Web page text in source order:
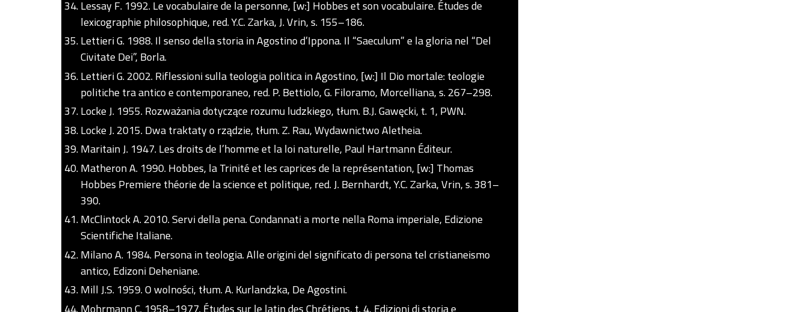
Lessay F. 1992. Le vocabulaire de la personne, [w:] Hobbes et son vocabulaire. Études de
lexicographie philosophique, red. Y.C. Zarka, J. Vrin, s. 155–186.
Lettieri G. 1988. Il senso della storia in Agostino d’Ippona. Il “Saeculum” e la gloria nel “Del
Civitate Dei”, Borla.
Lettieri G. 2002. Riflessioni sulla teologia politica in Agostino, [w:] Il Dio mortale: teologie
politiche tra antico e contemporaneo, red. P. Bettiolo, G. Filoramo, Morcelliana, s. 267–298.
Locke J. 1955. Rozważania dotyczące rozumu ludzkiego, tłum. B.J. Gawęcki, t. 1, PWN.
Locke J. 2015. Dwa traktaty o rządzie, tłum. Z. Rau, Wydawnictwo Aletheia.
Maritain J. 1947. Les droits de l’homme et la loi naturelle, Paul Hartmann Éditeur.
Matheron A. 1990. Hobbes, la Trinité et les caprices de la représentation, [w:] Thomas
Hobbes Premiere théorie de la science et politique, red. J. Bernhardt, Y.C. Zarka, Vrin, s. 381–
390.
McClintock A. 2010. Servi della pena. Condannati a morte nella Roma imperiale, Edizione
Scientifiche Italiane.
Milano A. 1984. Persona in teologia. Alle origini del significato di persona tel cristianeismo
antico, Edizoni Deheniane.
Mill J.S. 1959. O wolności, tłum. A. Kurlandzka, De Agostini.